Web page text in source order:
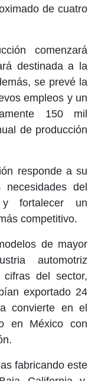
de cuatro
comenzará
destinada a la
se prevé la
empleos y un
150 mil
de producción
responde a su
del
y fortalecer un
competitivo.
de mayor
automotriz
del sector,
exportado 24
convierte en el
en México con
fabricando este